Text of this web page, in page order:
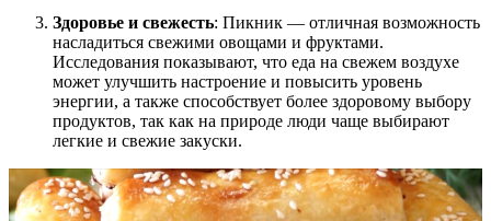
Здоровье и свежесть: Пикник — отличная возможность
насладиться свежими овощами и фруктами.
Исследования показывают, что еда на свежем воздухе
может улучшить настроение и повысить уровень
энергии, а также способствует более здоровому выбору
продуктов, так как на природе люди чаще выбирают
легкие и свежие закуски.